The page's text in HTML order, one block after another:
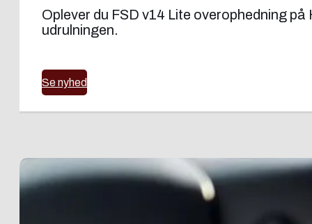
Oplever du FSD v14 Lite overophedning
udrulningen.
Se nyhed